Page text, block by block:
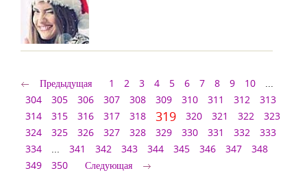
Предыдущая 1 2 3 4 5 6 7 8 9 10
...
304
305 306 307 308 309 310 311 312
313
314
315 316 317 318 319 320 321 322
323
324
325 326 327 328 329 330 331 332
333
334
... 341 342 343 344 345 346 347
348
349
350 Следующая